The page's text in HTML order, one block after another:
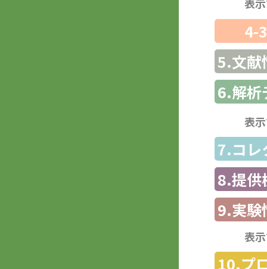
表
4-
5.文献
6.解析
表
7.コレ
8.提供
9.実験
表
10.プ